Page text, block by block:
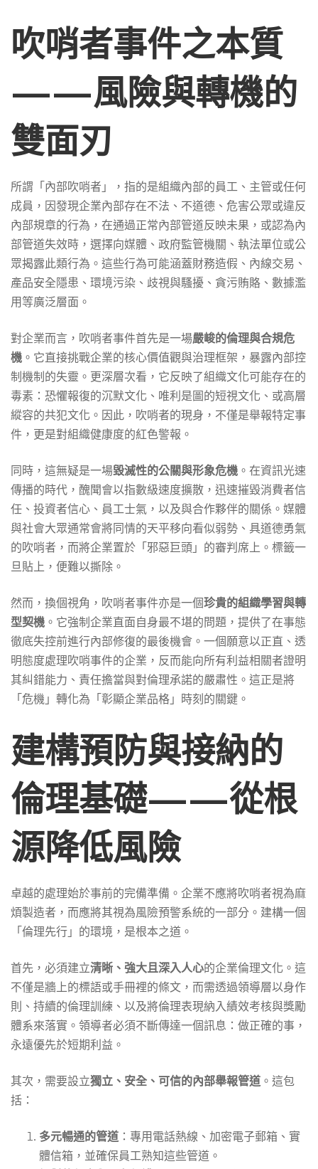
的
溝
通
藝
術
吹哨者事件之本質
——風險與轉機的
雙面刃
所謂「內部吹哨者」，指的是組織內部的員工、主管或任何
成員，因發現企業內部存在不法、不道德、危害公眾或違反
內部規章的行為，在通過正常內部管道反映未果，或認為內
部管道失效時，選擇向媒體、政府監管機關、執法單位或公
眾揭露此類行為。這些行為可能涵蓋財務造假、內線交易、
產品安全隱患、環境污染、歧視與騷擾、貪污賄賂、數據濫
用等廣泛層面。
對企業而言，吹哨者事件首先是一場嚴峻的倫理與合規危
機 。它直接挑戰企業的核心價值觀與治理框架，暴露內部控
制機制的失靈。更深層次看，它反映了組織文化可能存在的
毒素：恐懼報復的沉默文化、唯利是圖的短視文化、或高層
縱容的共犯文化。因此，吹哨者的現身，不僅是舉報特定事
件，更是對組織健康度的紅色警報。
同時，這無疑是一場毀滅性的公關與形象危機 。在資訊光速
傳播的時代，醜聞會以指數級速度擴散，迅速摧毀消費者信
任、投資者信心、員工士氣，以及與合作夥伴的關係。媒體
與社會大眾通常會將同情的天平移向看似弱勢、具道德勇氣
的吹哨者，而將企業置於「邪惡巨頭」的審判席上。標籤一
旦貼上，便難以撕除。
然而，換個視角，吹哨者事件亦是一個珍貴的組織學習與轉
型契機 。它強制企業直面自身最不堪的問題，提供了在事態
徹底失控前進行內部修復的最後機會。一個願意以正直、透
明態度處理吹哨事件的企業，反而能向所有利益相關者證明
其糾錯能力、責任擔當與對倫理承諾的嚴肅性。這正是將
「危機」轉化為「彰顯企業品格」時刻的關鍵。
建構預防與接納的
倫理基礎——從根
源降低風險
卓越的處理始於事前的完備準備。企業不應將吹哨者視為麻
煩製造者，而應將其視為風險預警系統的一部分。建構一個
「倫理先行」的環境，是根本之道。
首先，必須建立清晰、強大且深入人心的企業倫理文化。這
不僅是牆上的標語或手冊裡的條文，而需透過領導層以身作
則、持續的倫理訓練、以及將倫理表現納入績效考核與獎勵
體系來落實。領導者必須不斷傳達一個訊息：做正確的事，
永遠優先於短期利益。
其次，需要設立獨立、安全、可信的內部舉報管道 。這包
括：
多元暢通的管道 ：專用電話熱線、加密電子郵箱、實
體信箱，並確保員工熟知這些管道。